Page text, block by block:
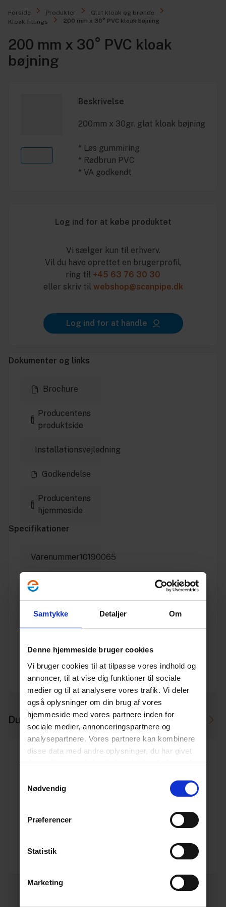
Samtykke Detaljer Om
Denne hjemmeside bruger cookies
Vi bruger cookies til at tilpasse vores indhold og
annoncer, til at vise dig funktioner til sociale
medier og til at analysere vores trafik. Vi deler
også oplysninger om din brug af vores
hjemmeside med vores partnere inden for
sociale medier, annonceringspartnere og
analysepartnere. Vores partnere kan kombinere
disse data med andre oplysninger, du har givet
dem, eller som de har indsamlet fra din brug af
Nødvendig
Præferencer
Statistik
Marketing
Forside Produkter
Glat kloak og brønde
Kloak fittings
200 mm x 30° PVC kloak bøjning
200 mm x 30° PVC kloak
bøjning
Beskrivelse
200mm x 30gr. glat kloak bøjning
* Løs gummiring
* Rødbrun PVC
* VA godkendt
Log ind for at købe produktet
Vi sælger kun til erhverv.
Vil du have oprettet en brugerprofil,
ring til +45 63 76 30 30
eller skriv til webshop@scanpipe.dk
Log ind for at handle
Dokumenter og links
Brochure
Producentens
produktside
Installationsvejledning
Godkendelse
Producentens
hjemmeside
Specifikationer
Varenummer10190065
Vægt
Materiale PVC
Dimension 200
Producent Ostendorf
Du skal måske også bruge
Pakkeinfo. STK.